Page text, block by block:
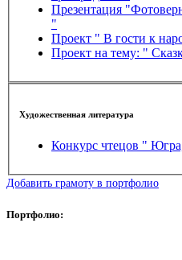
Презентация
"
Проект " В гости к
Проект на тему: "
Художественная литература
Конкурс чтецов "
Добавить грамоту в портфолио
Портфолио: